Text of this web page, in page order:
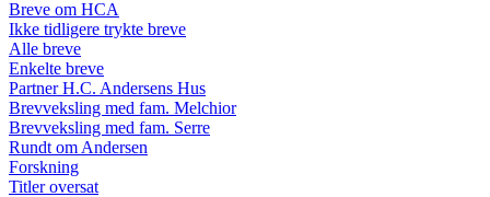
Breve om HCA
Ikke tidligere trykte breve
Alle breve
Enkelte breve
Partner H.C. Andersens Hus
Brevveksling med fam. Melchior
Brevveksling med fam. Serre
Rundt om Andersen
Forskning
Titler oversat